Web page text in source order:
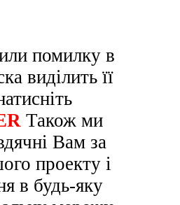
помилку в
виділить її
Також ми
Вам за
проекту і
в будь-яку